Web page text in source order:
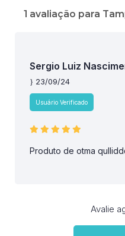
1 avaliação para
Sergio Luiz
23/09/24
Usuário Verificado
Produto de otma
Avalie